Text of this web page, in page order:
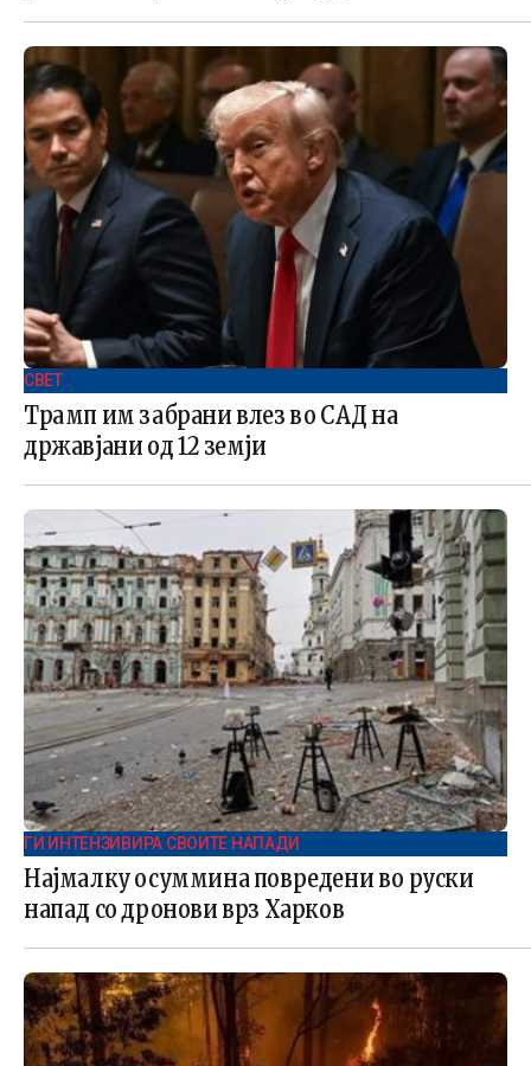
СВЕТ .
Трамп им забрани влез во САД на
државјани од 12 земји
ГИ ИНТЕНЗИВИРА СВОИТЕ НАПАДИ
Најмалку осуммина повредени во руски
напад со дронови врз Харков